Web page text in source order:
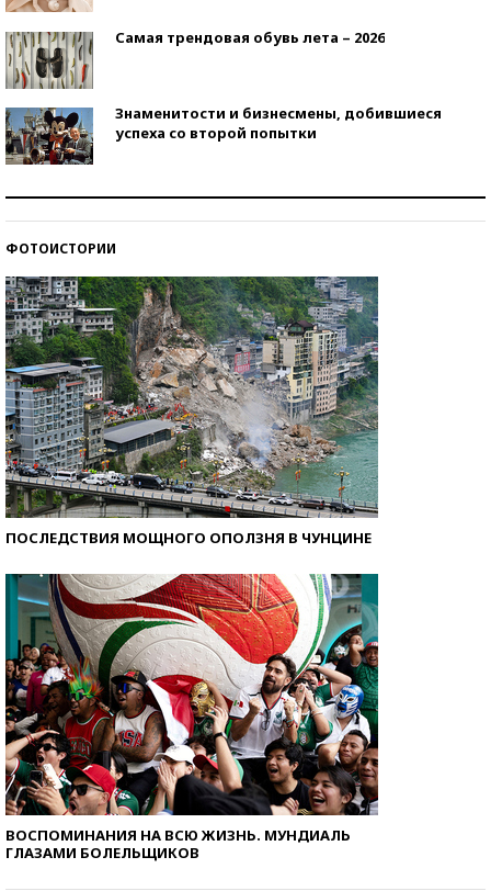
Самая трендовая обувь лета – 2026
Знаменитости и бизнесмены, добившиеся
успеха со второй попытки
ФОТОИСТОРИИ
ПОСЛЕДСТВИЯ МОЩНОГО ОПОЛЗНЯ В ЧУНЦИНЕ
ВОСПОМИНАНИЯ НА ВСЮ ЖИЗНЬ. МУНДИАЛЬ
ГЛАЗАМИ БОЛЕЛЬЩИКОВ